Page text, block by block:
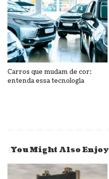
Carros que mudam de cor:
entenda essa tecnologia
You Might Also Enjoy